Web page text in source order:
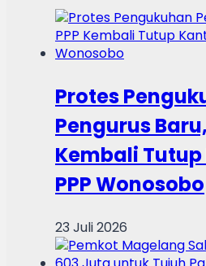
Protes
Pengurus Baru,
Kembali Tutup
PPP Wonosobo
23 Juli 2026